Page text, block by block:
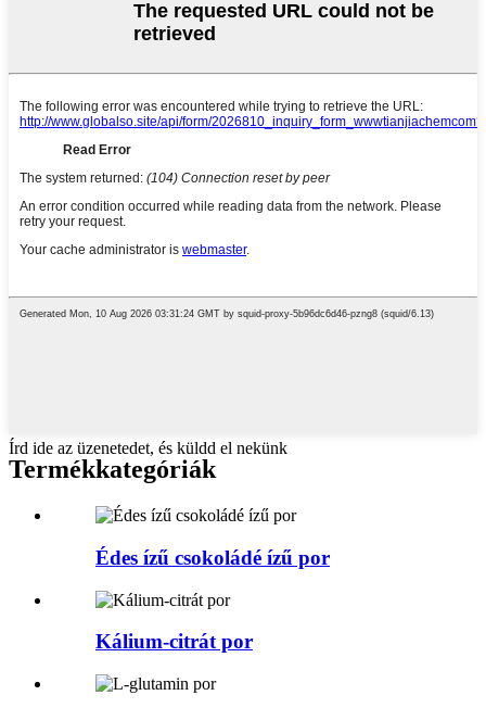
Írd ide az üzenetedet, és küldd el nekünk
Termékkategóriák
Édes ízű csokoládé ízű por
Kálium-citrát por